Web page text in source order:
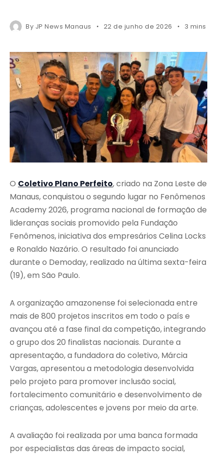
By JP News Manaus 22 de junho de 2026 3 mins
O Coletivo Plano Perfeito, criado na Zona Leste de
Manaus, conquistou o segundo lugar no Fenômenos
Academy 2026, programa nacional de formação de
lideranças sociais promovido pela Fundação
Fenômenos, iniciativa dos empresários Celina Locks
e Ronaldo Nazário. O resultado foi anunciado
durante o Demoday, realizado na última sexta-feira
(19), em São Paulo.
A organização amazonense foi selecionada entre
mais de 800 projetos inscritos em todo o país e
avançou até a fase final da competição, integrando
o grupo dos 20 finalistas nacionais. Durante a
apresentação, a fundadora do coletivo, Márcia
Vargas, apresentou a metodologia desenvolvida
pelo projeto para promover inclusão social,
fortalecimento comunitário e desenvolvimento de
crianças, adolescentes e jovens por meio da arte.
A avaliação foi realizada por uma banca formada
por especialistas das áreas de impacto social,